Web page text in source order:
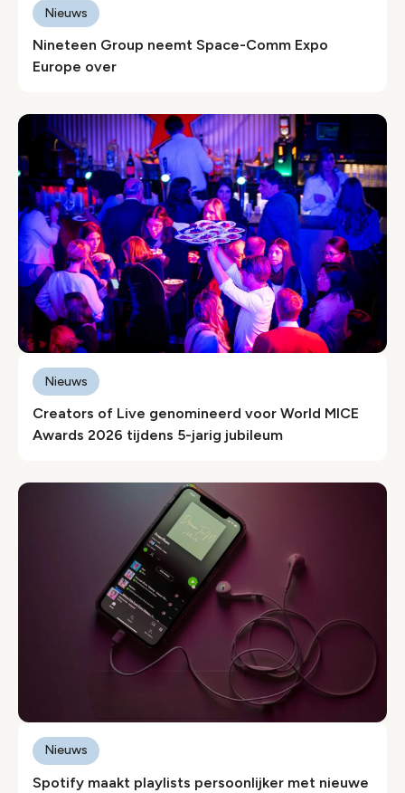
Nineteen Group neemt Space-Comm Expo
Europe over
Nieuws
Creators of Live genomineerd voor World MICE
Awards 2026 tijdens 5-jarig jubileum
Nieuws
Spotify maakt playlists persoonlijker met nieuwe
Nieuws